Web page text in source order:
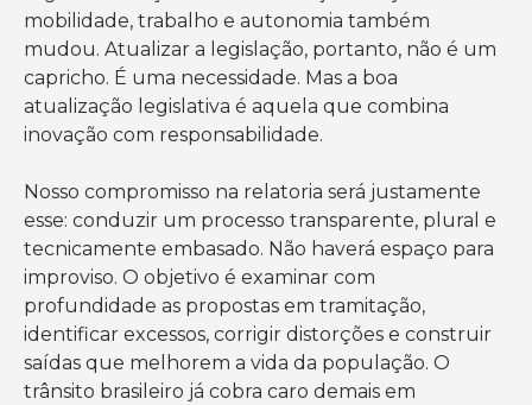
mobilidade, trabalho e autonomia também
mudou. Atualizar a legislação, portanto, não é um
capricho. É uma necessidade. Mas a boa
atualização legislativa é aquela que combina
inovação com responsabilidade.
Nosso compromisso na relatoria será justamente
esse: conduzir um processo transparente, plural e
tecnicamente embasado. Não haverá espaço para
improviso. O objetivo é examinar com
profundidade as propostas em tramitação,
identificar excessos, corrigir distorções e construir
saídas que melhorem a vida da população. O
trânsito brasileiro já cobra caro demais em